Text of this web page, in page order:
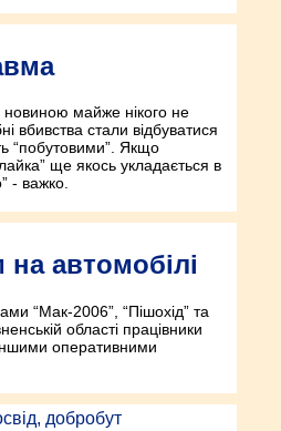
новиною майже нікого не
вбивства стали відбуватися
“побутовими”. Якщо
ще якось укладається в
- важко.
автомобілі
“Мак-2006”, “Пішохід” та
області працівники
оперативними